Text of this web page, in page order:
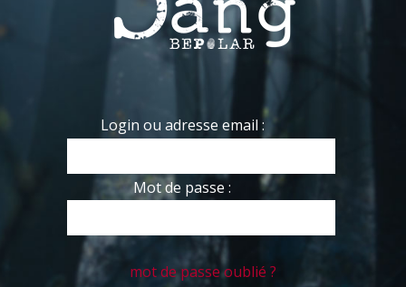
Login ou adresse email :
Mot de passe :
mot de passe oublié ?